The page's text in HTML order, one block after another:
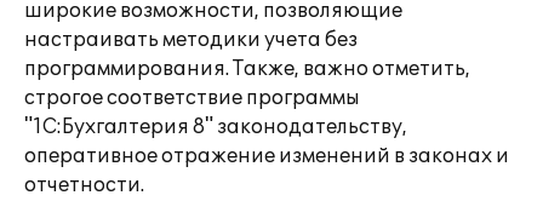
широкие возможности, позволяющие
настраивать методики учета без
программирования. Также, важно отметить,
строгое соответствие программы
"1С:Бухгалтерия 8" законодательству,
оперативное отражение изменений в законах и
отчетности.